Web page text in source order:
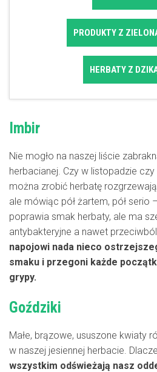
PRODUKTY Z
HERBATY Z
Imbir
Nie mogło na naszej liście
herbacianej. Czy w listopadzie
można zrobić herbatę
ale mówiąc pół żartem, pół serio
poprawia smak herbaty, ale ma
antybakteryjne a nawet
napojowi nada nieco
smaku i przegoni każde
grypy.
Goździki
Małe, brązowe, ususzone kwiaty
w naszej jesiennej herbacie.
wszystkim odświeżają nasz